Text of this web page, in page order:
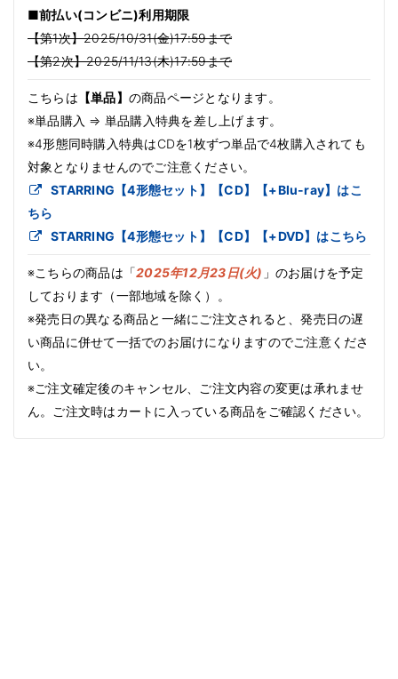
■前払い(コンビニ)利用期限
【第1次】2025/10/31(金)17:59まで
【第2次】2025/11/13(木)17:59まで
こちらは 【単品】 の商品ページとなります。
※単品購入 ⇒ 単品購入特典を差し上げます。
※4形態同時購入特典はCDを1枚ずつ単品で4枚購入されても
対象となりませんのでご注意ください。
STARRING【4形態セット】【CD】【+Blu-ray】はこ
ちら
STARRING【4形態セット】【CD】【+DVD】はこちら
※こちらの商品は「2025年12月23日(火) 」のお届けを予定
しております（一部地域を除く）。
※発売日の異なる商品と一緒にご注文されると、発売日の遅
い商品に併せて一括でのお届けになりますのでご注意くださ
い。
※ご注文確定後のキャンセル、ご注文内容の変更は承れませ
ん。ご注文時はカートに入っている商品をご確認ください。